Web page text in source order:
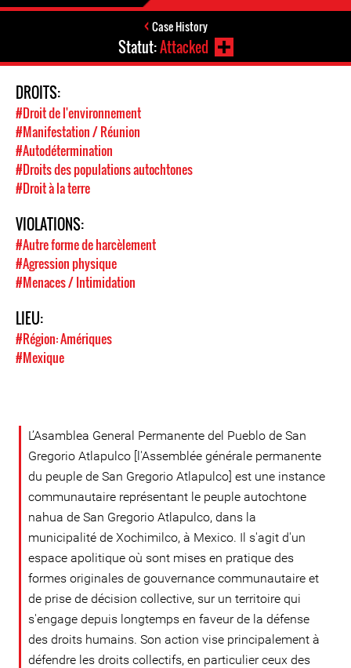
Case History
Statut:Attacked
DROITS:
#Droit de l'environnement
#Manifestation / Réunion
#Autodétermination
#Droits des populations autochtones
#Droit à la terre
VIOLATIONS:
#Autre forme de harcèlement
#Agression physique
#Menaces / Intimidation
LIEU:
#Région: Amériques
#Mexique
L’Asamblea General Permanente del Pueblo de San
Gregorio Atlapulco [l'Assemblée générale permanente
du peuple de San Gregorio Atlapulco] est une instance
communautaire représentant le peuple autochtone
nahua de San Gregorio Atlapulco, dans la
municipalité de Xochimilco, à Mexico. Il s'agit d'un
espace apolitique où sont mises en pratique des
formes originales de gouvernance communautaire et
de prise de décision collective, sur un territoire qui
s'engage depuis longtemps en faveur de la défense
des droits humains. Son action vise principalement à
défendre les droits collectifs, en particulier ceux des